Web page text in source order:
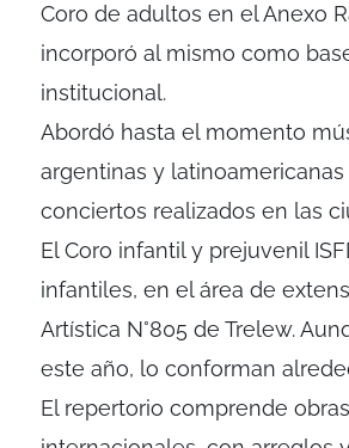
Coro de adultos en el Anexo
incorporó al mismo como
institucional.
Abordó hasta el momento
argentinas y
conciertos realizados en las
El Coro infantil y prejuvenil
infantiles, en el área de
Artística N°805 de Trelew.
este año, lo conforman
El repertorio comprende